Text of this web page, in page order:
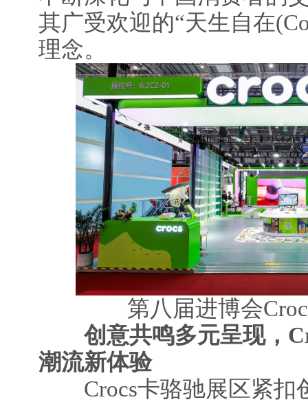
其广受欢迎的“天生自在
理念。
第八届进博会
创意共鸣多元呈现，
潮流新体验
Crocs卡骆驰展区紧扣